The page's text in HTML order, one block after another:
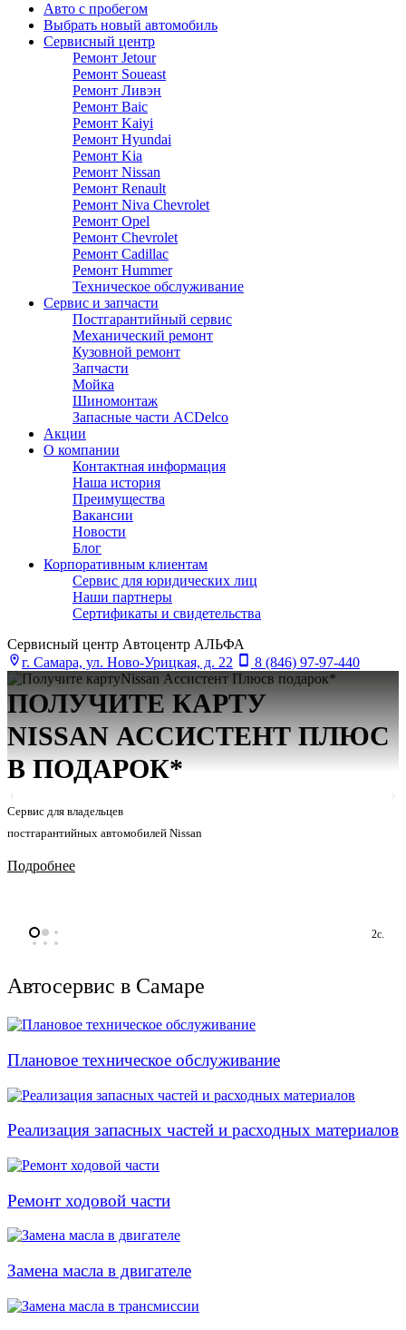
Авто с пробегом
Выбрать новый автомобиль
Сервисный центр
Ремонт Jetour
Ремонт Soueast
Ремонт Ливэн
Ремонт Baic
Ремонт Kaiyi
Ремонт Hyundai
Ремонт Kia
Ремонт Nissan
Ремонт Renault
Ремонт Niva Chevrolet
Ремонт Opel
Ремонт Chevrolet
Ремонт Cadillac
Ремонт Hummer
Техническое обслуживание
Сервис и запчасти
Постгарантийный сервис
Механический ремонт
Кузовной ремонт
Запчасти
Мойка
Шиномонтаж
Запасные части ACDelco
Акции
О компании
Контактная информация
Наша история
Преимущества
Вакансии
Новости
Блог
Корпоративным клиентам
Сервис для юридических лиц
Наши партнеры
Сертификаты и свидетельства
Сервисный центр Автоцентр АЛЬФА
г. Самара, ул. Ново-Урицкая, д. 22
8 (846) 97-97-440
ПОЛУЧИТЕ КАРТУ
NISSAN АСCИСТЕНТ ПЛЮС
В ПОДАРОК*
Сервис для владельцев
постгарантийных автомобилей Nissan
Подробнее
2с.
Автосервис в Самаре
Плановое техническое обслуживание
Реализация запасных частей и расходных материалов
Ремонт ходовой части
Замена масла в двигателе